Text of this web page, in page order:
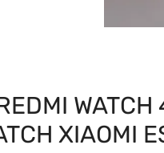
XIAOMI